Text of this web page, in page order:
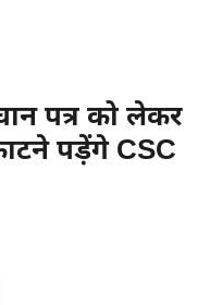
पत्र को लेकर
पड़ेंगे CSC